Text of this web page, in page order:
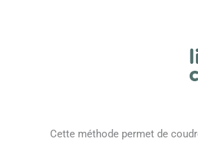
Cette méthode permet de